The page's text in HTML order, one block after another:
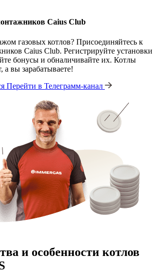
Caius Club
газовых котлов? Присоединяйтесь к
Caius Club. Регистрируйте установки
бонусы и обналичивайте их. Котлы
а вы зарабатываете!
Перейти в Телеграмм-канал
и особенности котлов